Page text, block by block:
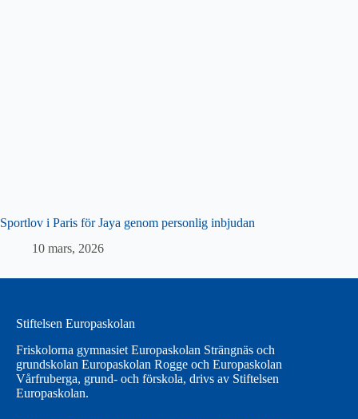
Sportlov i Paris för Jaya genom personlig inbjudan
10 mars, 2026
Stiftelsen Europaskolan
Friskolorna gymnasiet Europaskolan Strängnäs och
grundskolan Europaskolan Rogge och Europaskolan
Vårfruberga, grund- och förskola, drivs av Stiftelsen
Europaskolan.